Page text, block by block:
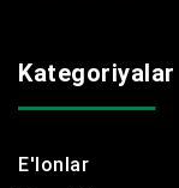
Kategoriyalar
E'lonlar